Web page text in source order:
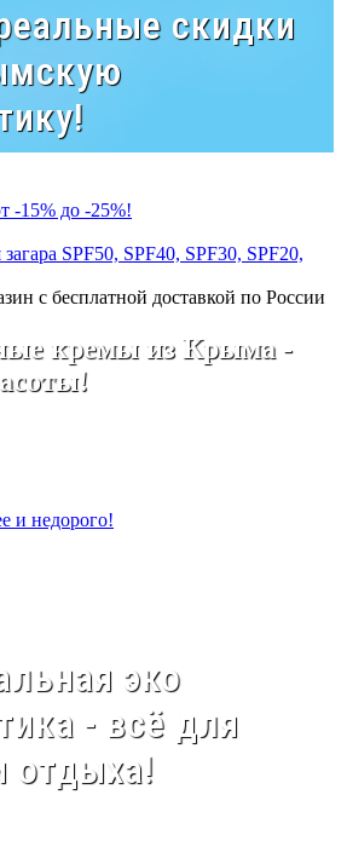
скидки
-15% до -25%!
SPF50, SPF40, SPF30, SPF20,
кремы из Крыма -
и недорого!
эко
- всё для
отдыха!